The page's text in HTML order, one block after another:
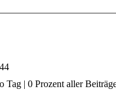
Tag | 0 Prozent aller